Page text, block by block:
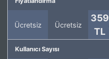
Ücretsiz Ücretsiz
359
TL
Kullanıcı Sayısı